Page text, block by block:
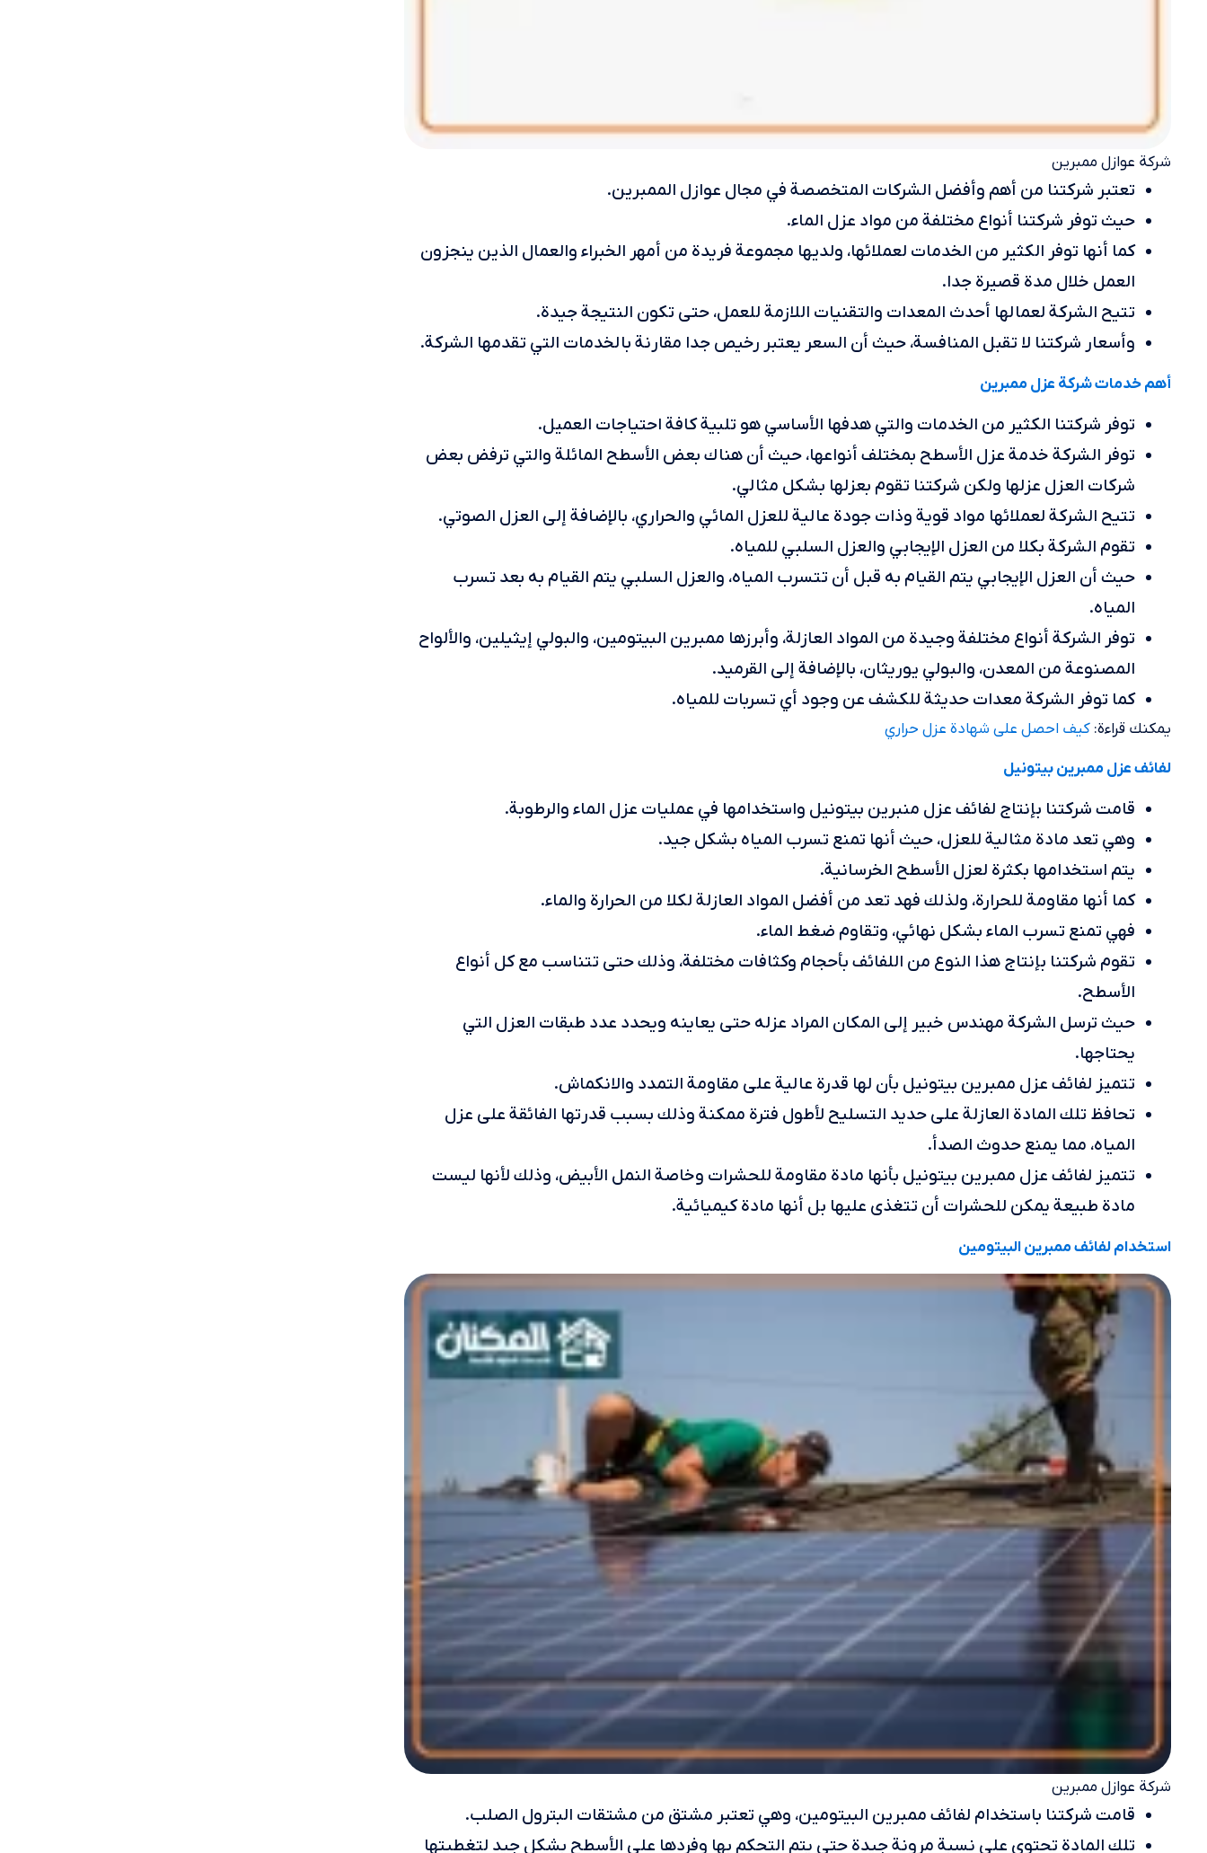
شركة عوازل ممبرين
تعتبر شركتنا من أهم وأفضل الشركات المتخصصة في مجال عوازل الممبرين.
حيث توفر شركتنا أنواع مختلفة من مواد عزل الماء.
كما أنها توفر الكثير من الخدمات لعملائها، ولديها مجموعة فريدة من أمهر الخبراء والعمال الذين ينجزون
العمل خلال مدة قصيرة جدا.
تتيح الشركة لعمالها أحدث المعدات والتقنيات اللازمة للعمل، حتى تكون النتيجة جيدة.
وأسعار شركتنا لا تقبل المنافسة، حيث أن السعر يعتبر رخيص جدا مقارنة بالخدمات التي تقدمها الشركة.
أهم خدمات شركة عزل ممبرين
توفر شركتنا الكثير من الخدمات والتي هدفها الأساسي هو تلبية كافة احتياجات العميل.
توفر الشركة خدمة عزل الأسطح بمختلف أنواعها، حيث أن هناك بعض الأسطح المائلة والتي ترفض بعض
شركات العزل عزلها ولكن شركتنا تقوم بعزلها بشكل مثالي.
تتيح الشركة لعملائها مواد قوية وذات جودة عالية للعزل المائي والحراري، بالإضافة إلى العزل الصوتي.
تقوم الشركة بكلا من العزل الإيجابي والعزل السلبي للمياه.
حيث أن العزل الإيجابي يتم القيام به قبل أن تتسرب المياه، والعزل السلبي يتم القيام به بعد تسرب
المياه.
توفر الشركة أنواع مختلفة وجيدة من المواد العازلة، وأبرزها ممبرين البيتومين، والبولي إيثيلين، والألواح
المصنوعة من المعدن، والبولي يوريثان، بالإضافة إلى القرميد.
كما توفر الشركة معدات حديثة للكشف عن وجود أي تسربات للمياه.
يمكنك قراءة: كيف احصل على شهادة عزل حراري
لفائف عزل ممبرين بيتونيل
قامت شركتنا بإنتاج لفائف عزل منبرين بيتونيل واستخدامها في عمليات عزل الماء والرطوبة.
وهي تعد مادة مثالية للعزل، حيث أنها تمنع تسرب المياه بشكل جيد.
يتم استخدامها بكثرة لعزل الأسطح الخرسانية.
كما أنها مقاومة للحرارة، ولذلك فهد تعد من أفضل المواد العازلة لكلا من الحرارة والماء.
فهي تمنع تسرب الماء بشكل نهائي، وتقاوم ضغط الماء.
تقوم شركتنا بإنتاج هذا النوع من اللفائف بأحجام وكثافات مختلفة، وذلك حتى تتناسب مع كل أنواع
الأسطح.
حيث ترسل الشركة مهندس خبير إلى المكان المراد عزله حتى يعاينه ويحدد عدد طبقات العزل التي
يحتاجها.
تتميز لفائف عزل ممبرين بيتونيل بأن لها قدرة عالية على مقاومة التمدد والانكماش.
تحافظ تلك المادة العازلة على حديد التسليح لأطول فترة ممكنة وذلك بسبب قدرتها الفائقة على عزل
المياه، مما يمنع حدوث الصدأ.
تتميز لفائف عزل ممبرين بيتونيل بأنها مادة مقاومة للحشرات وخاصة النمل الأبيض، وذلك لأنها ليست
مادة طبيعة يمكن للحشرات أن تتغذى عليها بل أنها مادة كيميائية.
استخدام لفائف ممبرين البيتومين
شركة عوازل ممبرين
قامت شركتنا باستخدام لفائف ممبرين البيتومين، وهي تعتبر مشتق من مشتقات البترول الصلب.
تلك المادة تحتوي على نسبة مرونة جيدة حتى يتم التحكم بها وفردها على الأسطح بشكل جيد لتغطيتها